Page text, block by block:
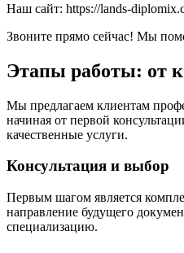
Наш сайт: https://lands-
Звоните прямо сейчас! Мы
Этапы работы: от
Мы предлагаем клиентам
начиная от первой
качественные услуги.
Консультация и выбор
Первым шагом является
направление будущего
специализацию.